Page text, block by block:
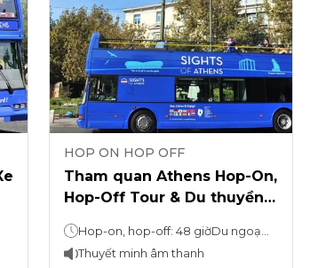
HOP ON HOP OFF
Tham quan Athens Hop-On,
Hop-Off Tour & Du thuyền
Athens
Thuyết minh âm thanh